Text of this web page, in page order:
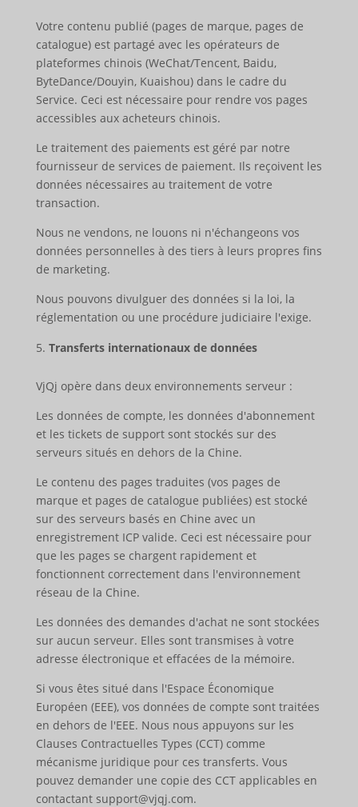
Votre contenu publié (pages de marque, pages de
catalogue) est partagé avec les opérateurs de
plateformes chinois (WeChat/Tencent, Baidu,
ByteDance/Douyin, Kuaishou) dans le cadre du
Service. Ceci est nécessaire pour rendre vos pages
accessibles aux acheteurs chinois.
Le traitement des paiements est géré par notre
fournisseur de services de paiement. Ils reçoivent les
données nécessaires au traitement de votre
transaction.
Nous ne vendons, ne louons ni n'échangeons vos
données personnelles à des tiers à leurs propres fins
de marketing.
Nous pouvons divulguer des données si la loi, la
réglementation ou une procédure judiciaire l'exige.
Transferts internationaux de données
VjQj opère dans deux environnements serveur :
Les données de compte, les données d'abonnement
et les tickets de support sont stockés sur des
serveurs situés en dehors de la Chine.
Le contenu des pages traduites (vos pages de
marque et pages de catalogue publiées) est stocké
sur des serveurs basés en Chine avec un
enregistrement ICP valide. Ceci est nécessaire pour
que les pages se chargent rapidement et
fonctionnent correctement dans l'environnement
réseau de la Chine.
Les données des demandes d'achat ne sont stockées
sur aucun serveur. Elles sont transmises à votre
adresse électronique et effacées de la mémoire.
Si vous êtes situé dans l'Espace Économique
Européen (EEE), vos données de compte sont traitées
en dehors de l'EEE. Nous nous appuyons sur les
Clauses Contractuelles Types (CCT) comme
mécanisme juridique pour ces transferts. Vous
pouvez demander une copie des CCT applicables en
contactant support@vjqj.com.